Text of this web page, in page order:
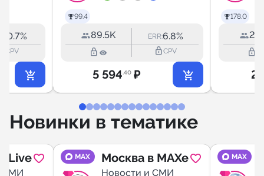
10.7%
CPV
99.4
89.5K ERR:6.8%
lock_outline lock_outlineCPV
5 594.40 ₽
178.0
lock_outline
2
Новинки в тематике
Live
СМИ
MAX Москва в MAXe
Новости и СМИ
MAX